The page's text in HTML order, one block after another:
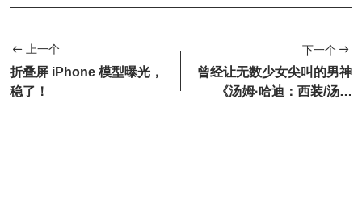
上一个
折叠屏 iPhone 模型曝光，
稳了！
下一个
曾经让无数少女尖叫的男神
《汤姆·哈迪：西装/汤哈